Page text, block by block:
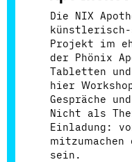
Die NIX
Projekt im
der Phönix
Tabletten
hier
Gespräche
Nicht als
Einladung:
sein.